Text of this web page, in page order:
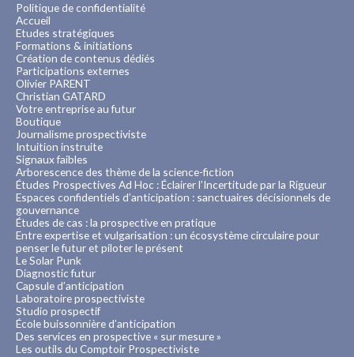
Politique de confidentialité
Accueil
Etudes stratégiques
Formations & initiations
Création de contenus dédiés
Participations externes
Olivier PARENT
Christian GATARD
Votre entreprise au futur
Boutique
Journalisme prospectiviste
Intuition instruite
Signaux faibles
Arborescence des thème de la science-fiction
Études Prospectives Ad Hoc : Éclairer l’Incertitude par la Rigueur
Espaces confidentiels d’anticipation : sanctuaires décisionnels de
gouvernance
Études de cas : la prospective en pratique
Entre expertise et vulgarisation : un écosystème circulaire pour
penser le futur et piloter le présent
Le Solar Punk
Diagnostic futur
Capsule d’anticipation
Laboratoire prospectiviste
Studio prospectif
École buissonnière d’anticipation
Des services en prospective « sur mesure »
Les outils du Comptoir Prospectiviste